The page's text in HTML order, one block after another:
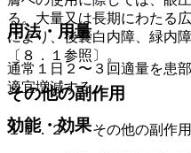
る。大量又は長期にわたる
により、後嚢白内障、緑内
〔８．１参照〕。
その他の副作用
１１．２． その他の副作用
用法・用量
通常１日２〜３回適量を患
適宜増減する。
効能・効果